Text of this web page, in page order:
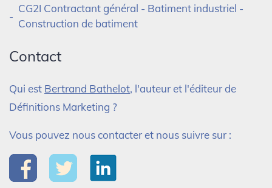
CG2I Contractant général - Batiment industriel -
Construction de batiment
Contact
Qui est Bertrand Bathelot, l'auteur et l'éditeur de
Définitions Marketing ?
Vous pouvez nous contacter et nous suivre sur :